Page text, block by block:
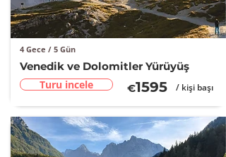
4 Gece / 5 Gün
Venedik ve Dolomitler Yürüyüş
Turu incele
€1595 / kişi başı